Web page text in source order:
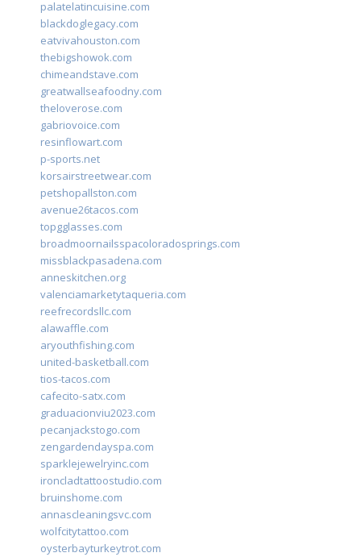
palatelatincuisine.com
blackdoglegacy.com
eatvivahouston.com
thebigshowok.com
chimeandstave.com
greatwallseafoodny.com
theloverose.com
gabriovoice.com
resinflowart.com
p-sports.net
korsairstreetwear.com
petshopallston.com
avenue26tacos.com
topgglasses.com
broadmoornailsspacoloradosprings.com
missblackpasadena.com
anneskitchen.org
valenciamarketytaqueria.com
reefrecordsllc.com
alawaffle.com
aryouthfishing.com
united-basketball.com
tios-tacos.com
cafecito-satx.com
graduacionviu2023.com
pecanjackstogo.com
zengardendayspa.com
sparklejewelryinc.com
ironcladtattoostudio.com
bruinshome.com
annascleaningsvc.com
wolfcitytattoo.com
oysterbayturkeytrot.com